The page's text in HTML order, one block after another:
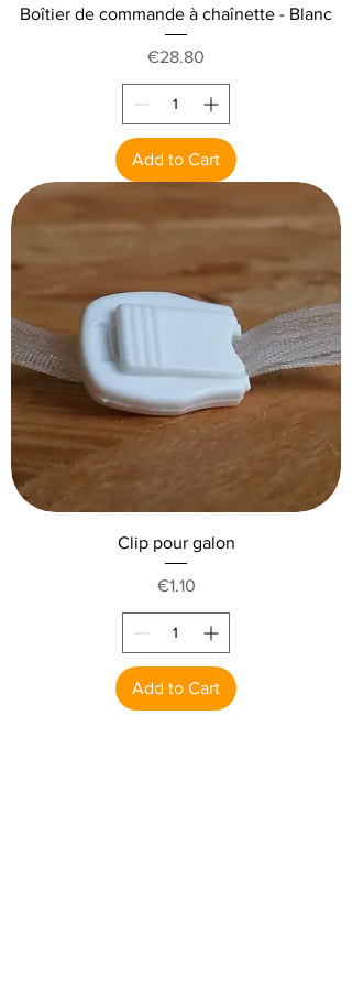
Boîtier de commande à chaînette - Blanc
Price
€28.80
Add to Cart
Clip pour galon
Price
€1.10
Add to Cart